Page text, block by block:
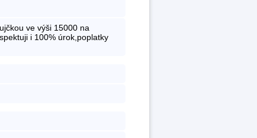
ve výši 15000 na
i 100% úrok,poplatky